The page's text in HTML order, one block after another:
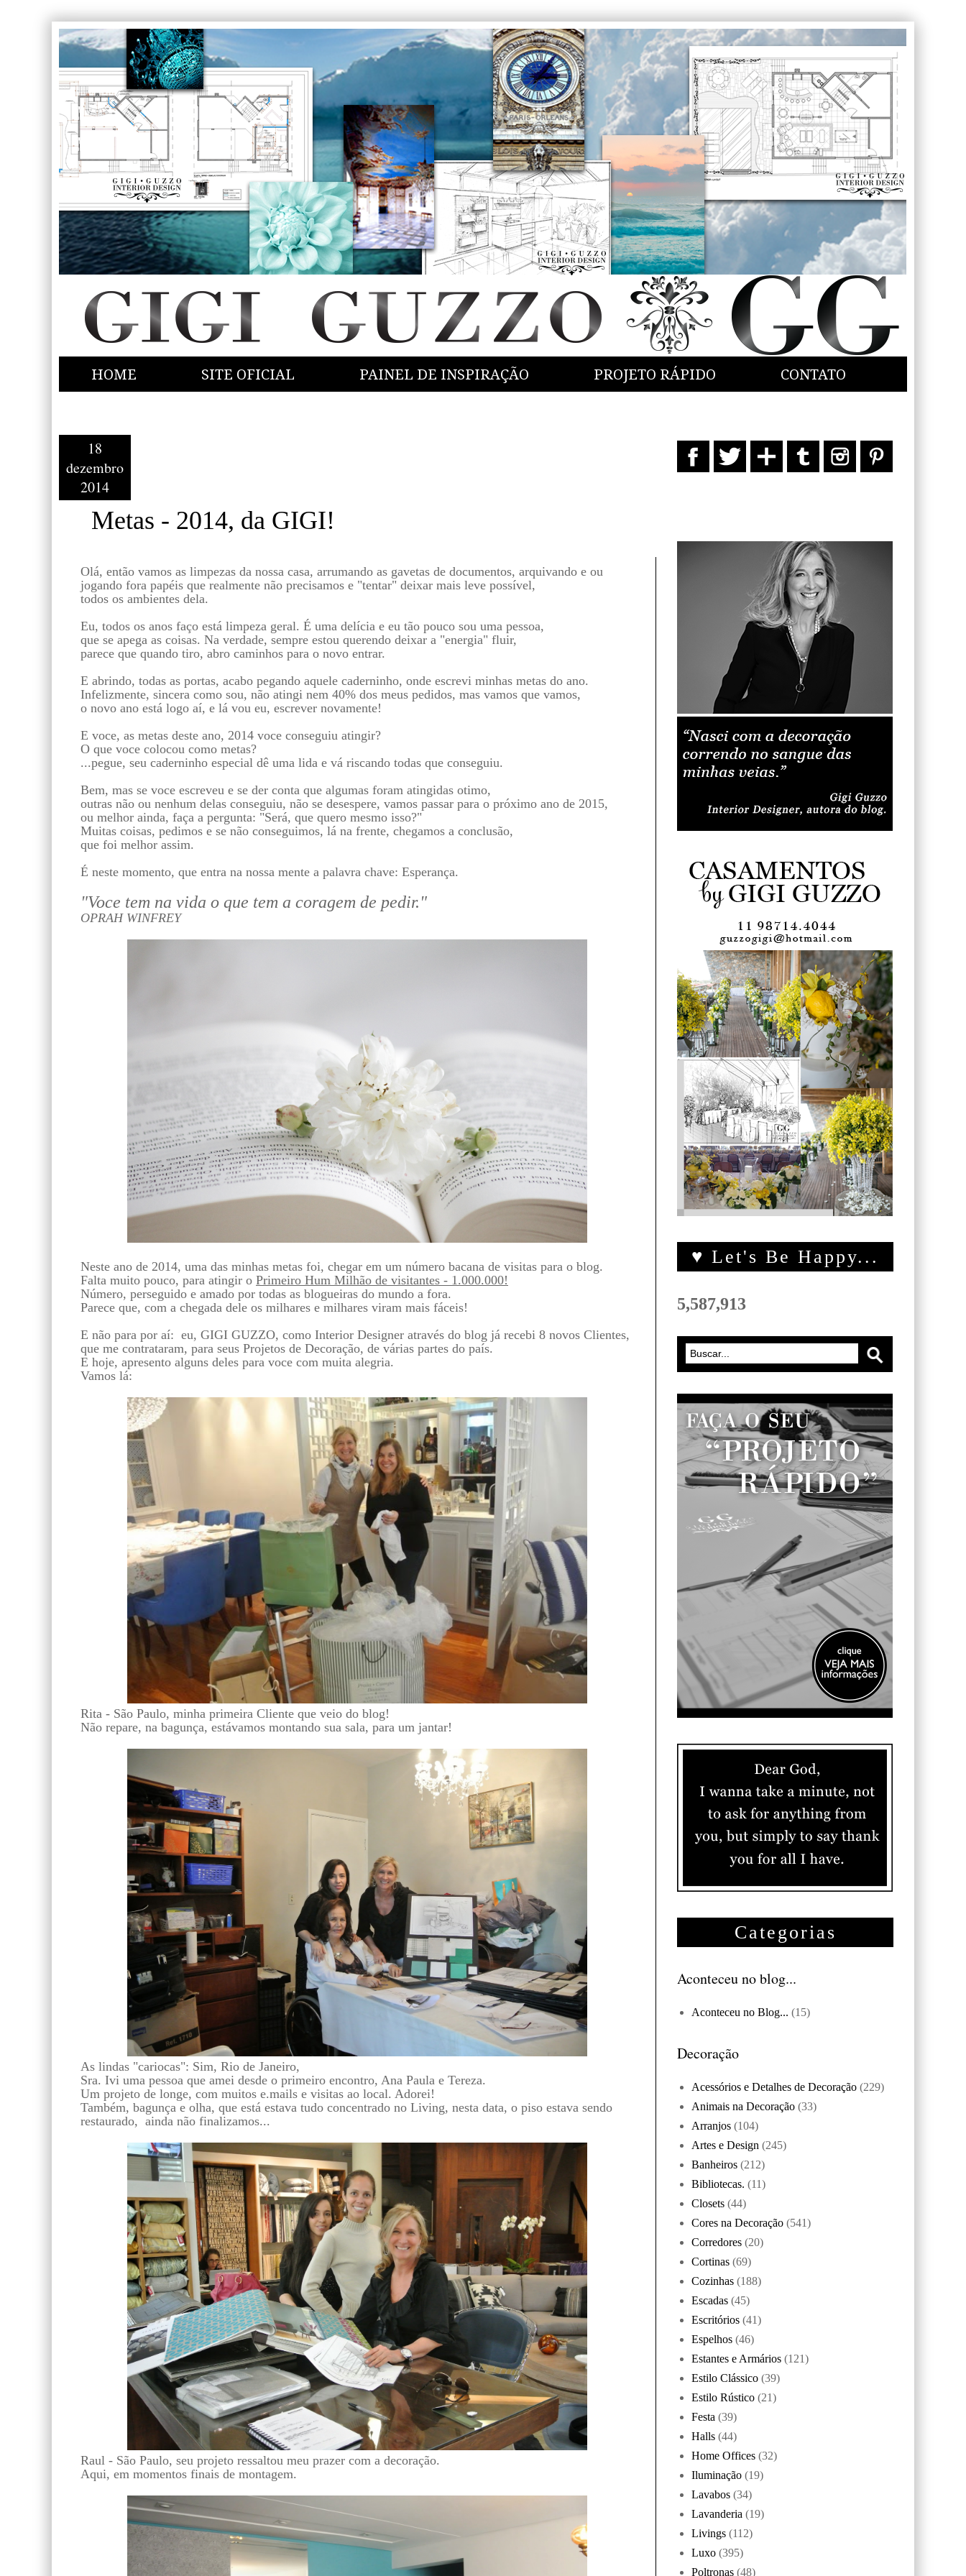
HOME SITE OFICIAL PAINEL DE INSPIRAÇÃO PROJETO RÁPIDO CONTATO
18
dezembro
2014
Metas - 2014, da GIGI!
Olá, então vamos as limpezas da nossa casa, arrumando as gavetas de documentos, arquivando e ou
jogando fora papéis que realmente não precisamos e "tentar" deixar mais leve possível,
todos os ambientes dela.
Eu, todos os anos faço está limpeza geral. É uma delícia e eu tão pouco sou uma pessoa,
que se apega as coisas. Na verdade, sempre estou querendo deixar a "energia" fluir,
parece que quando tiro, abro caminhos para o novo entrar.
E abrindo, todas as portas, acabo pegando aquele caderninho, onde escrevi minhas metas do ano.
Infelizmente, sincera como sou, não atingi nem 40% dos meus pedidos, mas vamos que vamos,
o novo ano está logo aí, e lá vou eu, escrever novamente!
E voce, as metas deste ano, 2014 voce conseguiu atingir?
O que voce colocou como metas?
...pegue, seu caderninho especial dê uma lida e vá riscando todas que conseguiu.
Bem, mas se voce escreveu e se der conta que algumas foram atingidas otimo,
outras não ou nenhum delas conseguiu, não se desespere, vamos passar para o próximo ano de 2015,
ou melhor ainda, faça a pergunta: "Será, que quero mesmo isso?"
Muitas coisas, pedimos e se não conseguimos, lá na frente, chegamos a conclusão,
que foi melhor assim.
É neste momento, que entra na nossa mente a palavra chave: Esperança.
"Voce tem na vida o que tem a coragem de pedir."
OPRAH WINFREY
Neste ano de 2014, uma das minhas metas foi, chegar em um número bacana de visitas para o blog.
Falta muito pouco, para atingir o Primeiro Hum Milhão de visitantes - 1.000.000!
Número, perseguido e amado por todas as blogueiras do mundo a fora.
Parece que, com a chegada dele os milhares e milhares viram mais fáceis!
E não para por aí: eu, GIGI GUZZO, como Interior Designer através do blog já recebi 8 novos Clientes,
que me contrataram, para seus Projetos de Decoração, de várias partes do país.
E hoje, apresento alguns deles para voce com muita alegria.
Vamos lá:
Rita - São Paulo, minha primeira Cliente que veio do blog!
Não repare, na bagunça, estávamos montando sua sala, para um jantar!
As lindas "cariocas": Sim, Rio de Janeiro,
Sra. Ivi uma pessoa que amei desde o primeiro encontro, Ana Paula e Tereza.
Um projeto de longe, com muitos e.mails e visitas ao local. Adorei!
Também, bagunça e olha, que está estava tudo concentrado no Living, nesta data, o piso estava sendo
restaurado, ainda não finalizamos...
Raul - São Paulo, seu projeto ressaltou meu prazer com a decoração.
Aqui, em momentos finais de montagem.
♥ Let's Be Happy...
5,587,913
Categorias
Aconteceu no blog...
Aconteceu no Blog... (15)
Decoração
Acessórios e Detalhes de Decoração (229)
Animais na Decoração (33)
Arranjos (104)
Artes e Design (245)
Banheiros (212)
Bibliotecas. (11)
Closets (44)
Cores na Decoração (541)
Corredores (20)
Cortinas (69)
Cozinhas (188)
Escadas (45)
Escritórios (41)
Espelhos (46)
Estantes e Armários (121)
Estilo Clássico (39)
Estilo Rústico (21)
Festa (39)
Halls (44)
Home Offices (32)
Iluminação (19)
Lavabos (34)
Lavanderia (19)
Livings (112)
Luxo (395)
Poltronas (48)